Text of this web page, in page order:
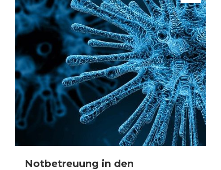
Notbetreuung in den